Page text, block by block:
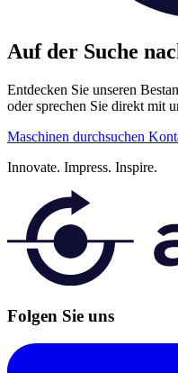
Auf der Suche
Entdecken Sie unseren
oder sprechen Sie direkt mit
Maschinen durchsuchen
Innovate. Impress. Inspire.
Folgen Sie uns